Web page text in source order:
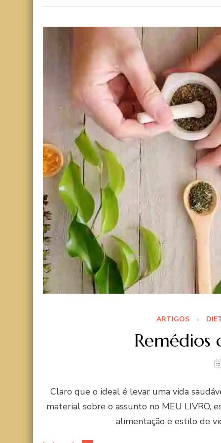
ARTIGOS
Remédios
Claro que o ideal é levar uma vida
material sobre o assunto no MEU LIVRO,
alimentação e estilo de